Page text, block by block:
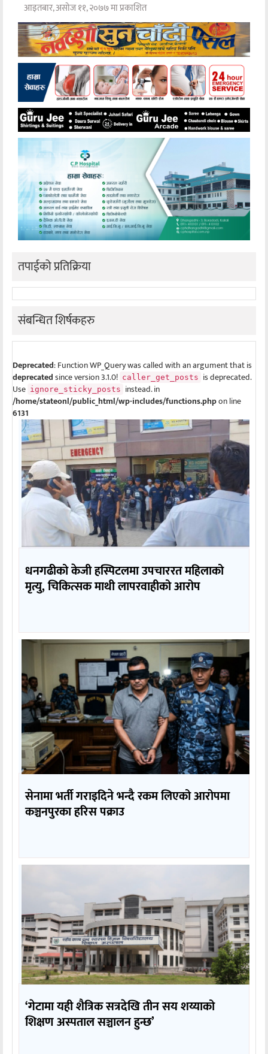
आइतबार, असोज ११, २०७७ मा प्रकाशित
तपाईको प्रतिक्रिया
संबन्धित शिर्षकहरु
Deprecated: Function WP_Query was called with an argument that is
deprecatedsince version 3.1.0! caller_get_posts is deprecated.
Use ignore_sticky_posts instead. in
/home/stateonl/public_html/wp-includes/functions.phpon line
6131
धनगढीको केजी हस्पिटलमा उपचाररत महिलाको
मृत्यु, चिकित्सक माथी लापरवाहीको आरोप
सेनामा भर्ती गराइदिने भन्दै रकम लिएको आरोपमा
कञ्चनपुरका हरिस पक्राउ
‘गेटामा यही शैत्रिक सत्रदेखि तीन सय शय्याको
शिक्षण अस्पताल सञ्चालन हुन्छ’